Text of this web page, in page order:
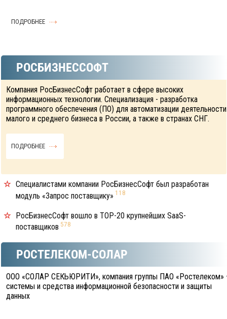
ПОДРОБНЕЕ
РОСБИЗНЕССОФТ
Компания РосБизнесСофт работает в сфере высоких
информационных технологии. Специализация - разработка
программного обеспечения (ПО) для автоматизации деятельности
малого и среднего бизнеса в России, а также в странах СНГ.
ПОДРОБНЕЕ
Специалистами компании РосБизнесСофт был разработан
модуль «Запрос поставщику» 118
РосБизнесСофт вошло в TOP-20 крупнейших SaaS-
поставщиков 578
РОСТЕЛЕКОМ-СОЛАР
ООО «СОЛАР СЕКЬЮРИТИ», компания группы ПАО «Ростелеком»
системы и средства информационной безопасности и защиты
данных